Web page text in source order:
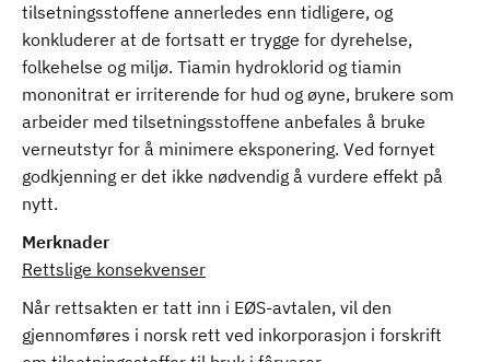
tilsetningsstoffene annerledes enn tidligere, og
konkluderer at de fortsatt er trygge for dyrehelse,
folkehelse og miljø. Tiamin hydroklorid og tiamin
mononitrat er irriterende for hud og øyne, brukere som
arbeider med tilsetningsstoffene anbefales å bruke
verneutstyr for å minimere eksponering. Ved fornyet
godkjenning er det ikke nødvendig å vurdere effekt på
nytt.
Merknader
Rettslige konsekvenser
Når rettsakten er tatt inn i EØS-avtalen, vil den
gjennomføres i norsk rett ved inkorporasjon i forskrift